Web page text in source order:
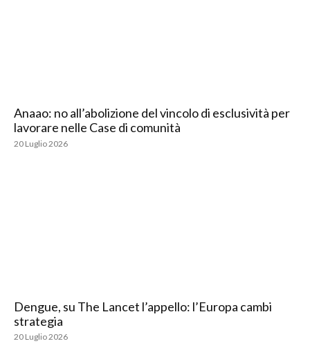
Anaao: no all’abolizione del vincolo di esclusività per
lavorare nelle Case di comunità
20 Luglio 2026
Dengue, su The Lancet l’appello: l’Europa cambi
strategia
20 Luglio 2026